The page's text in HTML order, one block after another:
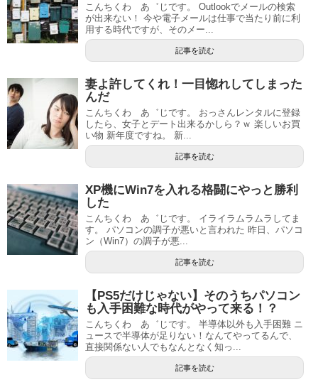
こんちくわ あ゛じです。 Outlookでメールの検索
が出来ない！ 今や電子メールは仕事で当たり前に利
用する時代ですが、そのメー...
記事を読む
妻よ許してくれ！一目惚れしてしまった
んだ
こんちくわ あ゛じです。 おっさんレンタルに登録
したら、女子とデート出来るかしら？ｗ 楽しいお買
い物 新年度ですね。 新...
記事を読む
XP機にWin7を入れる格闘にやっと勝利
した
こんちくわ あ゛じです。 イライラムラムラしてま
す。 パソコンの調子が悪いと言われた 昨日、パソコ
ン（Win7）の調子が悪...
記事を読む
【PS5だけじゃない】そのうちパソコン
も入手困難な時代がやって来る！？
こんちくわ あ゛じです。 半導体以外も入手困難 ニ
ュースで半導体が足りない！なんてやってるんで、
直接関係ない人でもなんとなく知っ...
記事を読む